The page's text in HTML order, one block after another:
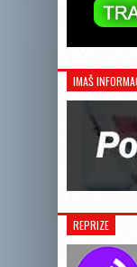
IMAŠ
REPRIZE